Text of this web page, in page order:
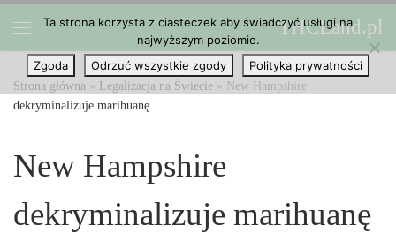
Przejdź do treści THCLand.pl
Strona główna » Legalizacja na Świecie » New Hampshire
dekryminalizuje marihuanę
New Hampshire
dekryminalizuje marihuanę
Ta strona korzysta z ciasteczek aby świadczyć usługi na
najwyższym poziomie.
Zgoda
Odrzuć wszystkie zgody Polityka prywatności